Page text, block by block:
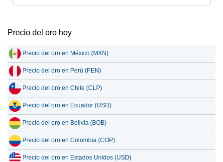
Precio del oro hoy
Precio del oro en México (MXN)
Precio del oro en Perú (PEN)
Precio del oro en Chile (CLP)
Precio del oro en Ecuador (USD)
Precio del oro en Bolivia (BOB)
Precio del oro en Colombia (COP)
Precio del oro en Estados Unidos (USD)